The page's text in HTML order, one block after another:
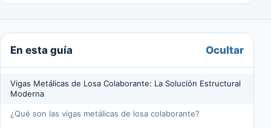
En esta guía Ocultar
Vigas Metálicas de Losa Colaborante: La Solución Estructural
Moderna
¿Qué son las vigas metálicas de losa colaborante?